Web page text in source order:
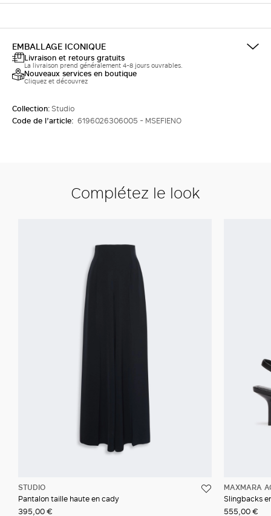
EMBALLAGE ICONIQUE
Livraison et retours gratuits
La livraison prend généralement 4-8 jours ouvrables.
Nouveaux services en boutique
Cliquez et découvrez
Collection:Studio
Code de l’article: 6196026306005 - MSEFIENO
Complétez le look
STUDIO
Pantalon taille haute en cady
395,00 €
MAXMARA
Slingbacks
555,00 €